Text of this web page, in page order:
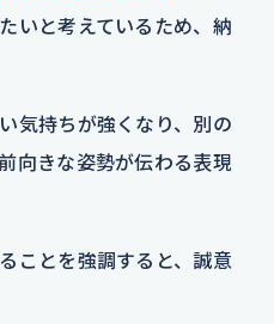
いと考えているため、納
気持ちが強くなり、別の
向きな姿勢が伝わる表現
ことを強調すると、誠意